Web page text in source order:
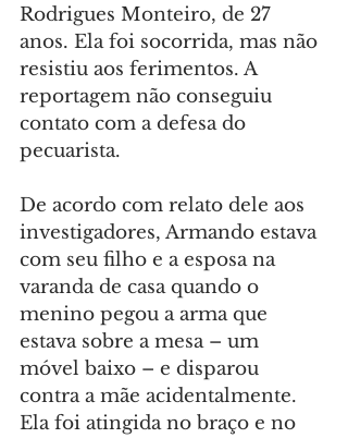
Rodrigues Monteiro, de 27
anos. Ela foi socorrida, mas não
resistiu aos ferimentos. A
reportagem não conseguiu
contato com a defesa do
pecuarista.
De acordo com relato dele aos
investigadores, Armando estava
com seu filho e a esposa na
varanda de casa quando o
menino pegou a arma que
estava sobre a mesa – um
móvel baixo – e disparou
contra a mãe acidentalmente.
Ela foi atingida no braço e no